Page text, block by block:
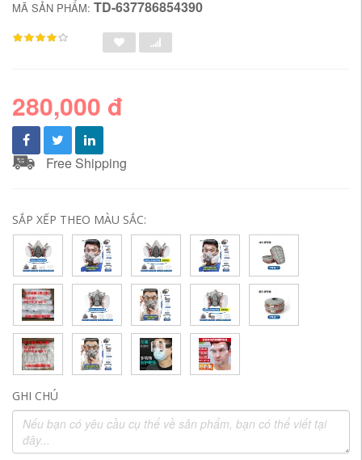
MÃ SẢN PHẨM: TD-637786854390
280,000 đ
Free Shipping
SẮP XẾP THEO MÀU SẮC:
GHI CHÚ